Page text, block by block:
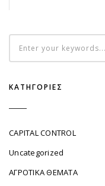
ΚΑΤΗΓΟΡΊΕΣ
CAPITAL CONTROL
Uncategorized
ΑΓΡΟΤΙΚΑ ΘΕΜΑΤΑ